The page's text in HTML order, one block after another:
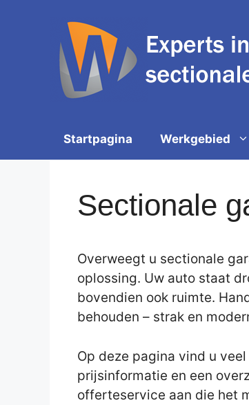
Startpagina Werkgebied
Sectionale
Overweegt u sectionale
oplossing. Uw auto staat
bovendien ook ruimte.
behouden – strak en
Op deze pagina vind u
prijsinformatie en een
offerteservice aan die het